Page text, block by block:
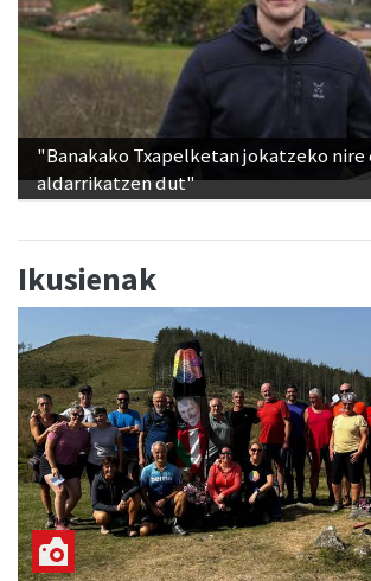
"Banakako Txapelketan jokatzeko nire
aldarrikatzen dut"
Ikusienak